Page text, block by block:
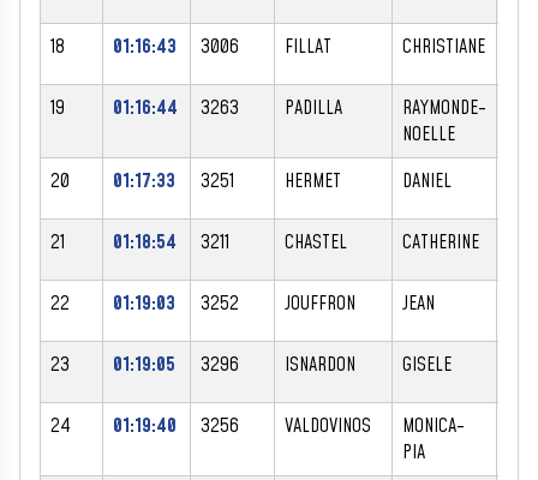
18 01:16:43 3006 FILLAT CHRISTIANE
19 01:16:44 3263 PADILLA
RAYMONDE-
NOELLE
20 01:17:33 3251 HERMET DANIEL
21 01:18:54 3211 CHASTEL CATHERINE
22 01:19:03 3252 JOUFFRON JEAN
23 01:19:05 3296 ISNARDON GISELE
24 01:19:40 3256 VALDOVINOS
MONICA-
PIA